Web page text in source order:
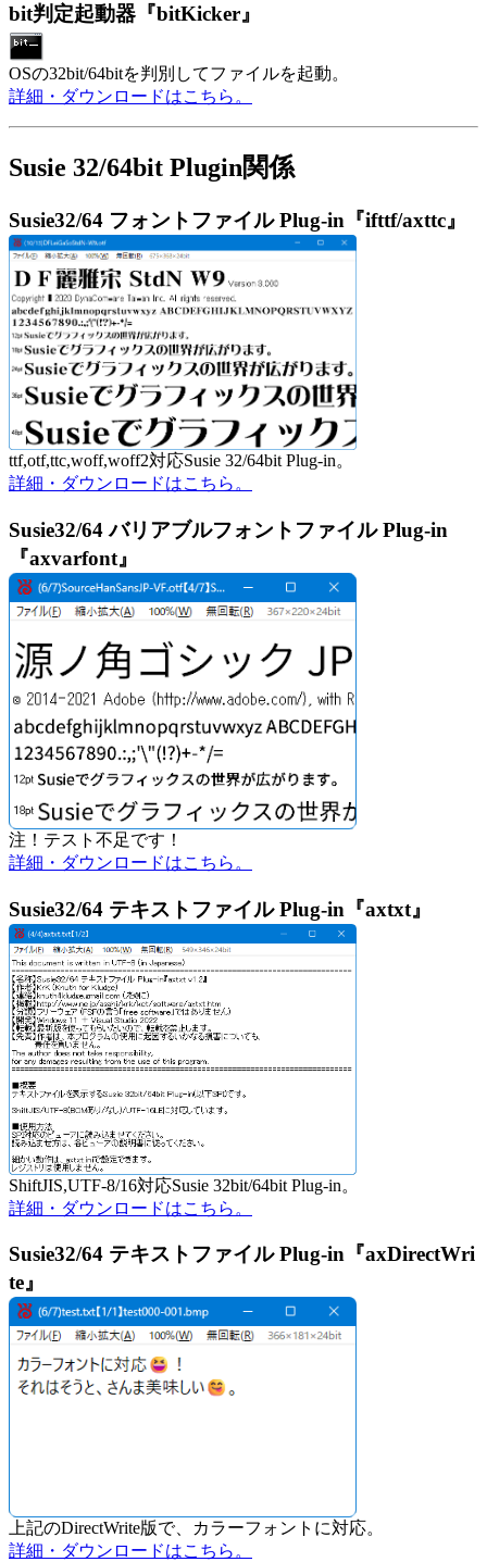
bit判定起動器『bitKicker』
OSの32bit/64bitを判別してファイルを起動。
詳細・ダウンロードはこちら。
Susie 32/64bit Plugin関係
Susie32/64 フォントファイル Plug-in『ifttf/axttc』
ttf,otf,ttc,woff,woff2対応Susie 32/64bit Plug-in。
詳細・ダウンロードはこちら。
Susie32/64 バリアブルフォントファイル Plug-in
『axvarfont』
注！テスト不足です！
詳細・ダウンロードはこちら。
Susie32/64 テキストファイル Plug-in『axtxt』
ShiftJIS,UTF-8/16対応Susie 32bit/64bit Plug-in。
詳細・ダウンロードはこちら。
Susie32/64 テキストファイル Plug-in『axDirectWri
te』
上記のDirectWrite版で、カラーフォントに対応。
詳細・ダウンロードはこちら。